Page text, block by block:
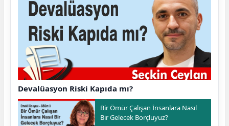
Devalüasyon Riski Kapıda mı?
Bir Ömür Çalışan İnsanlara Nasıl
Bir Gelecek Borçluyuz?